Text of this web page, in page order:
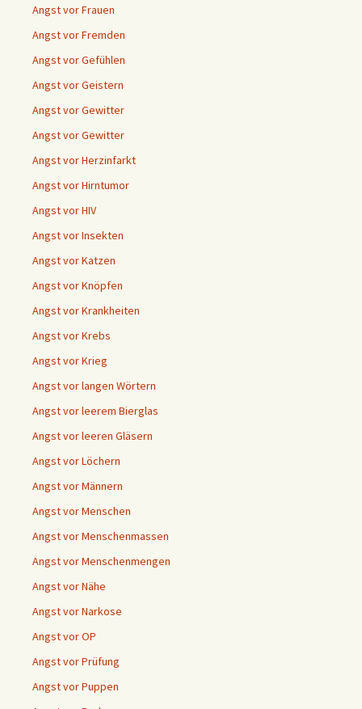
Angst vor Frauen
Angst vor Fremden
Angst vor Gefühlen
Angst vor Geistern
Angst vor Gewitter
Angst vor Gewitter
Angst vor Herzinfarkt
Angst vor Hirntumor
Angst vor HIV
Angst vor Insekten
Angst vor Katzen
Angst vor Knöpfen
Angst vor Krankheiten
Angst vor Krebs
Angst vor Krieg
Angst vor langen Wörtern
Angst vor leerem Bierglas
Angst vor leeren Gläsern
Angst vor Löchern
Angst vor Männern
Angst vor Menschen
Angst vor Menschenmassen
Angst vor Menschenmengen
Angst vor Nähe
Angst vor Narkose
Angst vor OP
Angst vor Prüfung
Angst vor Puppen